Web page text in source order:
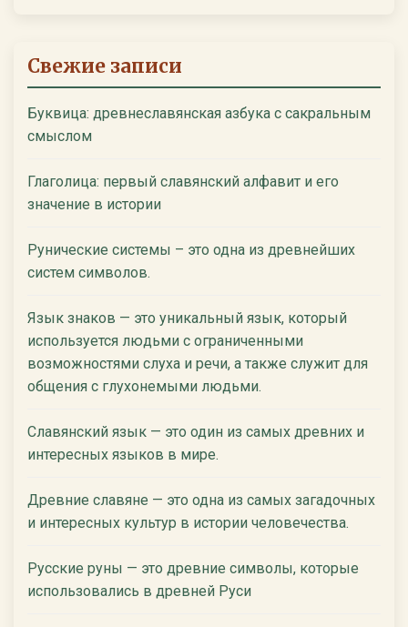
Свежие записи
Буквица: древнеславянская азбука с сакральным
смыслом
Глаголица: первый славянский алфавит и его
значение в истории
Рунические системы – это одна из древнейших
систем символов.
Язык знаков — это уникальный язык, который
используется людьми с ограниченными
возможностями слуха и речи, а также служит для
общения с глухонемыми людьми.
Славянский язык — это один из самых древних и
интересных языков в мире.
Древние славяне — это одна из самых загадочных
и интересных культур в истории человечества.
Русские руны — это древние символы, которые
использовались в древней Руси